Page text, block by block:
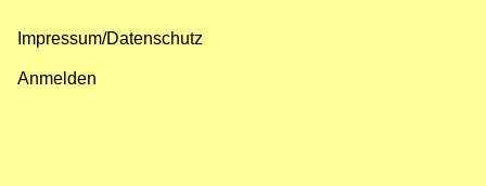
Impressum/Datenschutz
Anmelden